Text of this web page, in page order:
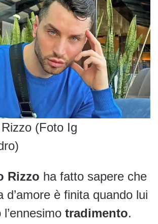
(Foto Ig
Rizzo ha fatto sapere che
d’amore è finita quando lui
tradimento.